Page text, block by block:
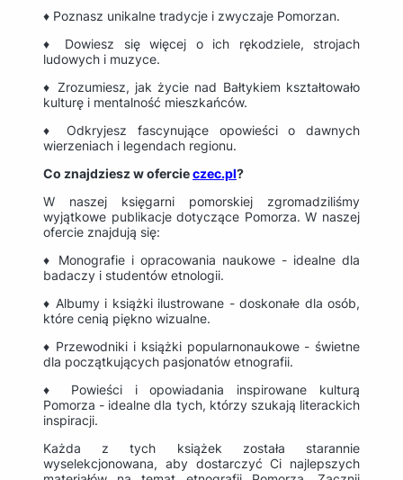
♦ Poznasz unikalne tradycje i zwyczaje Pomorzan.
♦ Dowiesz się więcej o ich rękodziele, strojach
ludowych i muzyce.
♦ Zrozumiesz, jak życie nad Bałtykiem kształtowało
kulturę i mentalność mieszkańców.
♦ Odkryjesz fascynujące opowieści o dawnych
wierzeniach i legendach regionu.
Co znajdziesz w ofercieczec.pl?
W naszej księgarni pomorskiej zgromadziliśmy
wyjątkowe publikacje dotyczące Pomorza. W naszej
ofercie znajdują się:
♦ Monografie i opracowania naukowe - idealne dla
badaczy i studentów etnologii.
♦ Albumy i książki ilustrowane - doskonałe dla osób,
które cenią piękno wizualne.
♦ Przewodniki i książki popularnonaukowe - świetne
dla początkujących pasjonatów etnografii.
♦ Powieści i opowiadania inspirowane kulturą
Pomorza - idealne dla tych, którzy szukają literackich
inspiracji.
Każda z tych książek została starannie
wyselekcjonowana, aby dostarczyć Ci najlepszych